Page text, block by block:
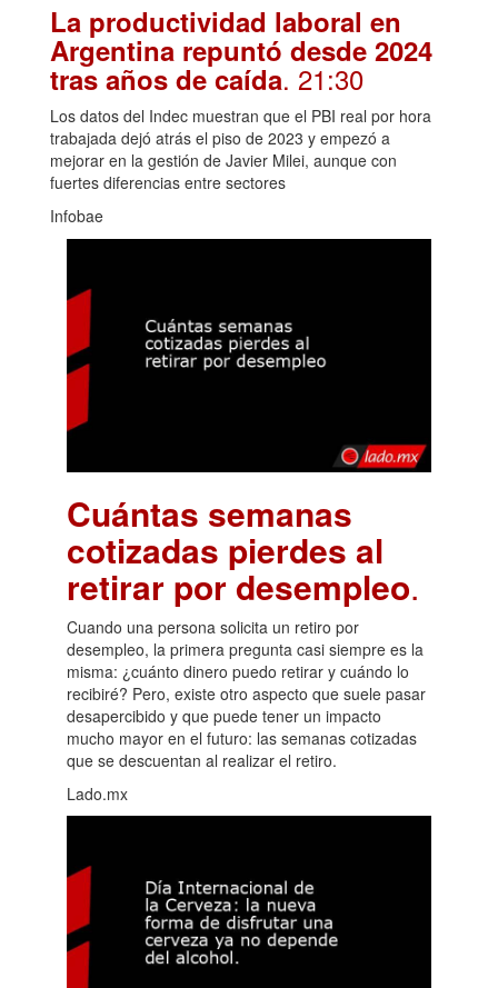
La productividad laboral en
Argentina repuntó desde 2024
tras años de caída. 21:30
Los datos del Indec muestran que el PBI real por hora
trabajada dejó atrás el piso de 2023 y empezó a
mejorar en la gestión de Javier Milei, aunque con
fuertes diferencias entre sectores
Infobae
Cuántas semanas
cotizadas pierdes al
retirar por desempleo.
Cuando una persona solicita un retiro por
desempleo, la primera pregunta casi siempre es la
misma: ¿cuánto dinero puedo retirar y cuándo lo
recibiré? Pero, existe otro aspecto que suele pasar
desapercibido y que puede tener un impacto
mucho mayor en el futuro: las semanas cotizadas
que se descuentan al realizar el retiro.
Lado.mx